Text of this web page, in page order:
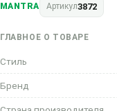
MANTRA Артикул3872
ГЛАВНОЕ О ТОВАРЕ
Стиль
Бренд